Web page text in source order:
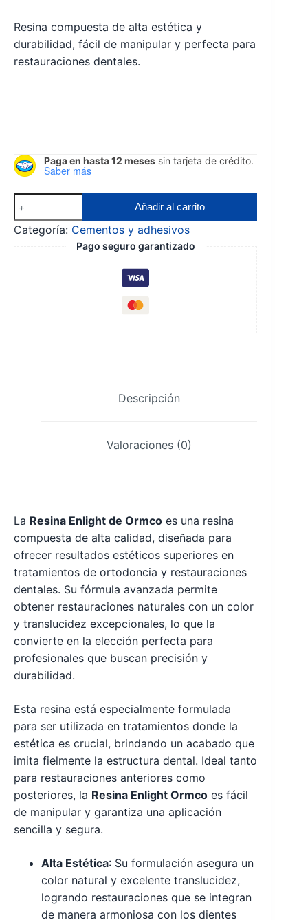
Resina compuesta de alta estética y
durabilidad, fácil de manipular y perfecta para
restauraciones dentales.
Paga en hasta 12 meses sin tarjeta de crédito.
Saber más
Enligth
Ormco
Añadir al carrito
Categoría: Cementos y adhesivos
Pago seguro garantizado
Descripción
Valoraciones (0)
La Resina Enlight de Ormco es una resina
compuesta de alta calidad, diseñada para
ofrecer resultados estéticos superiores en
tratamientos de ortodoncia y restauraciones
dentales. Su fórmula avanzada permite
obtener restauraciones naturales con un color
y translucidez excepcionales, lo que la
convierte en la elección perfecta para
profesionales que buscan precisión y
durabilidad.
Esta resina está especialmente formulada
para ser utilizada en tratamientos donde la
estética es crucial, brindando un acabado que
imita fielmente la estructura dental. Ideal tanto
para restauraciones anteriores como
posteriores, la Resina Enlight Ormco es fácil
de manipular y garantiza una aplicación
sencilla y segura.
Alta Estética: Su formulación asegura un
color natural y excelente translucidez,
logrando restauraciones que se integran
de manera armoniosa con los dientes